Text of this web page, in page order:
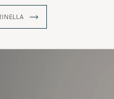
familiefirmaet af
Marinella, fjerde
og man
til stilconnaisseurs